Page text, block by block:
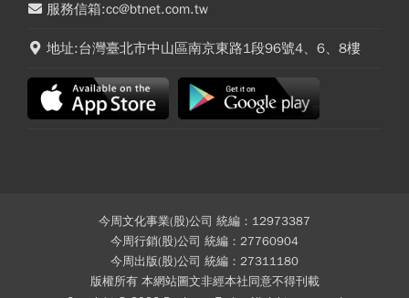
服務信箱:cc@btnet.com.tw
地址:台灣臺北市中山區南京東路1段96號4、6、8樓
今周文化事業(股)公司 統編：12973387
今周行銷(股)公司 統編：27760904
今周出版(股)公司 統編：27311180
版權所有 本網站圖文非經本社同意不得刊載